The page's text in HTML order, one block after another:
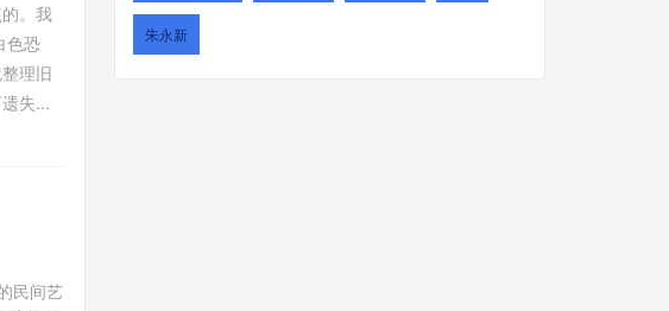
。我
色恐
理旧
失...
民间艺
朱永新